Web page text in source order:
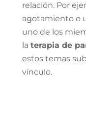
relación. Por
agotamiento o
uno de los
la terapia de
estos temas
vínculo.